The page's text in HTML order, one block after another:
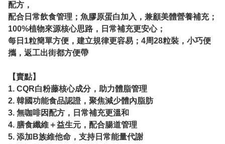
配方，
配合日常飲食管理；魚膠原蛋白加入，兼顧美體營養補充；
100%植物來源核心思路，日常補充更安心；
每日1粒簡單方便，建立規律更容易；4周28粒裝，小巧便
攜，返工出街都方便帶
【賣點】
1.⁠ ⁠CQR白粉藤核心成分，助力體脂管理
2.⁠ ⁠韓國功能食品認證，聚焦減少體內脂肪
3.⁠ ⁠無咖啡因配方，日常補充更溫和
4.⁠ ⁠膳食纖維＋益生元，配合腸道管理
5.⁠ ⁠添加B族維他命，支持日常能量代謝